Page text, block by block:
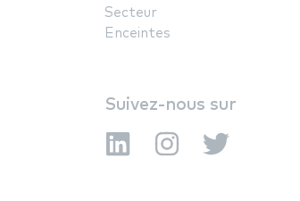
Secteur
Enceintes
Suivez-nous sur